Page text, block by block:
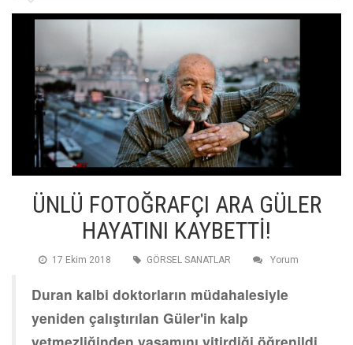
ÜNLÜ FOTOĞRAFÇI ARA GÜLER
HAYATINI KAYBETTİ!
17 Ekim 2018 GÖRSEL SANATLAR Yorum
Duran kalbi doktorların müdahalesiyle
yeniden çalıştırılan Güler'in kalp